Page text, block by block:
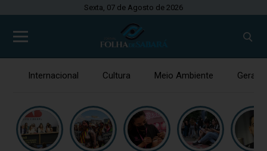
Sexta, 07 de Agosto de 2026
Internacional Cultura Meio Ambiente Gerais